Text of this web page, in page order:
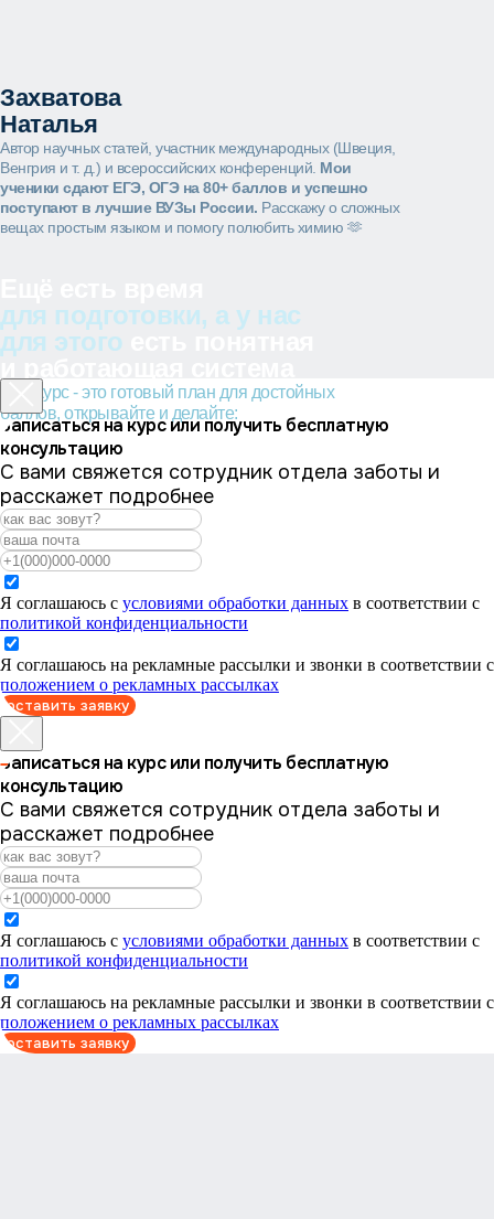
для подготовки, а у нас
для этого
этот курс - это готовый план для достойных
баллов, открывайте и делайте:
Захватова
Наталья
Автор научных статей, участник международных (Швеция,
Венгрия и т. д.) и всероссийских конференций. Мои
ученики сдают ЕГЭ, ОГЭ на 80+ баллов и успешно
поступают в лучшие ВУЗы России. Расскажу о сложных
вещах простым языком и помогу полюбить химию 🫶
Записаться на курс или получить бесплатную
консультацию
С вами свяжется сотрудник отдела заботы и
расскажет подробнее
Я соглашаюсь с условиями обработки данных в соответствии с
политикой конфиденциальности
Я соглашаюсь на рекламные рассылки и звонки в соответствии с
положением о рекламных рассылках
оставить заявку
Записаться на курс или получить бесплатную
консультацию
С вами свяжется сотрудник отдела заботы и
расскажет подробнее
Я соглашаюсь с условиями обработки данных в соответствии с
политикой конфиденциальности
Я соглашаюсь на рекламные рассылки и звонки в соответствии с
положением о рекламных рассылках
оставить заявку